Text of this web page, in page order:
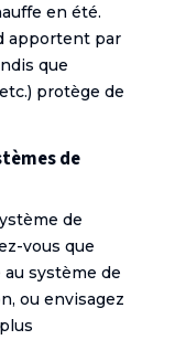
en été.
apportent par
que
protège de
de
de
vous que
système de
ou envisagez